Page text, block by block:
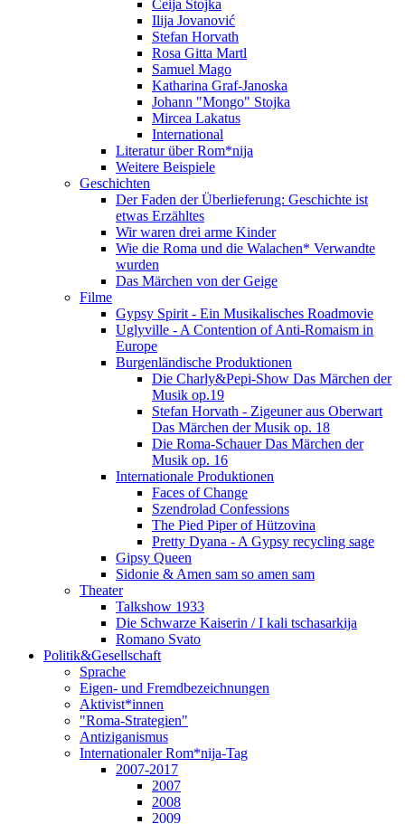
Ceija Stojka
Ilija Jovanović
Stefan Horvath
Rosa Gitta Martl
Samuel Mago
Katharina Graf-Janoska
Johann "Mongo" Stojka
Mircea Lakatus
International
Literatur über Rom*nija
Weitere Beispiele
Geschichten
Der Faden der Überlieferung: Geschichte ist
etwas Erzähltes
Wir waren drei arme Kinder
Wie die Roma und die Walachen* Verwandte
wurden
Das Märchen von der Geige
Filme
Gypsy Spirit - Ein Musikalisches Roadmovie
Uglyville - A Contention of Anti-Romaism in
Europe
Burgenländische Produktionen
Die Charly&Pepi-Show Das Märchen der
Musik op.19
Stefan Horvath - Zigeuner aus Oberwart
Das Märchen der Musik op. 18
Die Roma-Schauer Das Märchen der
Musik op. 16
Internationale Produktionen
Faces of Change
Szendrolad Confessions
The Pied Piper of Hützovina
Pretty Dyana - A Gypsy recycling sage
Gipsy Queen
Sidonie & Amen sam so amen sam
Theater
Talkshow 1933
Die Schwarze Kaiserin / I kali tschasarkija
Romano Svato
Politik&Gesellschaft
Sprache
Eigen- und Fremdbezeichnungen
Aktivist*innen
"Roma-Strategien"
Antiziganismus
Internationaler Rom*nija-Tag
2007-2017
2007
2008
2009